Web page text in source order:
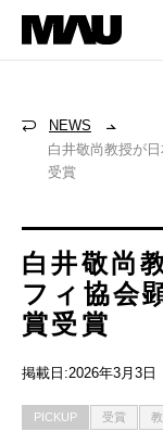
NEWS
白井敬尚教授が
受賞
白井敬尚
フィ協会
賞受賞
掲載日:2026年3月3日
PICKUP 受賞